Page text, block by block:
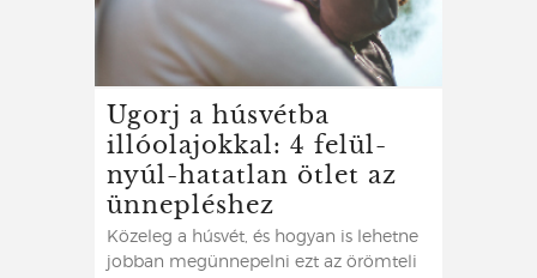
Ugorj a húsvétba
illóolajokkal: 4 felül-
nyúl-hatatlan ötlet az
ünnepléshez
Közeleg a húsvét, és hogyan is lehetne
jobban megünnepelni ezt az örömteli